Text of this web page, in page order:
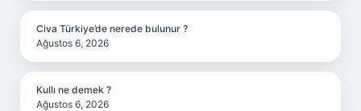
Civa Türkiye’de nerede bulunur ?
Ağustos 6, 2026
Kullı ne demek ?
Ağustos 6, 2026